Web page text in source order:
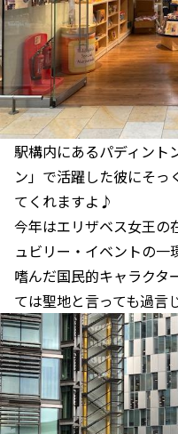
駅構内にあるパディント
ン」で活躍した彼にそっ
てくれますよ♪
今年はエリザベス女王の
ュビリー・イベントの一
嗜んだ国民的キャラクタ
ては聖地と言っても過言